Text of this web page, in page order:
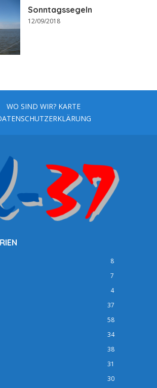
Sonntagssegeln
12/09/2018
WO SIND WIR? KARTE
8
7
4
37
58
34
38
31
30